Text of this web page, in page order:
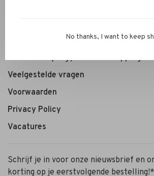
Ruilen & retourneren
Personal Styling / Private Shopping
Veelgestelde vragen
Voorwaarden
Privacy Policy
Vacatures
Schrijf je in voor onze nieuwsbrief en
korting op je eerstvolgende bestelling!*
No thanks, I want to keep